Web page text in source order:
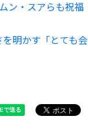
ン・スアらも祝福
明かす「とても会